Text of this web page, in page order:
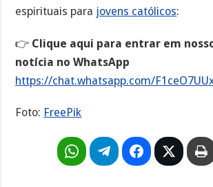
espirituais para jovens católicos:
👉 Clique aqui para entrar em
notícia no WhatsApp
https://chat.whatsapp.com/
Foto: FreePik